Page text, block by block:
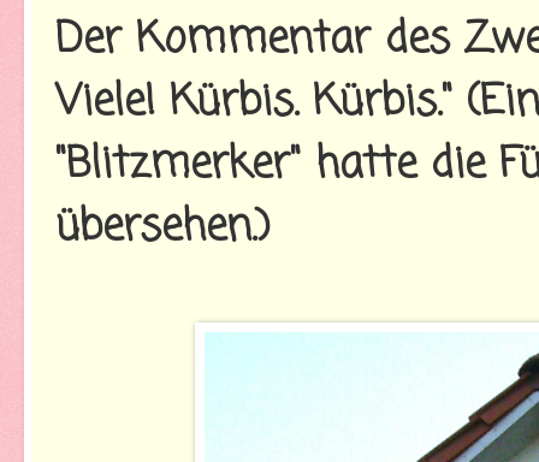
Der Kommentar des
Viele! Kürbis. Kürbis."
"Blitzmerker" hatte die
übersehen.)